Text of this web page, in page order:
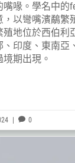
喙。學名中的
以彎嘴濱鷸繁
地位於西伯利
、印度、東南亞
期出現。
 0